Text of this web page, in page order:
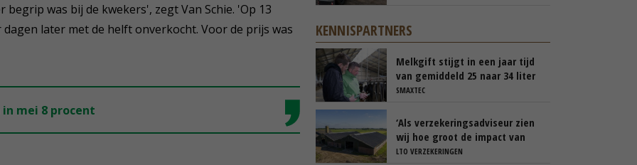
was bij de kwekers', zegt Van Schie. 'Op 13
later met de helft onverkocht. Voor de prijs was
mei 8 procent
KENNISPARTNERS
Melkgift stijgt in een jaar tijd
van gemiddeld 25 naar 34 liter
per dag
SMAXTEC
‘Als verzekeringsadviseur zien
wij hoe groot de impact van
een stalbrand kan zijn’
LTO VERZEKERINGEN